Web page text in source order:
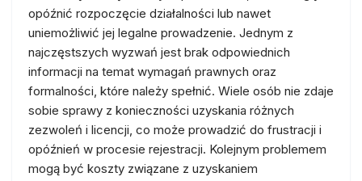
opóźnić rozpoczęcie działalności lub nawet
uniemożliwić jej legalne prowadzenie. Jednym z
najczęstszych wyzwań jest brak odpowiednich
informacji na temat wymagań prawnych oraz
formalności, które należy spełnić. Wiele osób nie zdaje
sobie sprawy z konieczności uzyskania różnych
zezwoleń i licencji, co może prowadzić do frustracji i
opóźnień w procesie rejestracji. Kolejnym problemem
mogą być koszty związane z uzyskaniem